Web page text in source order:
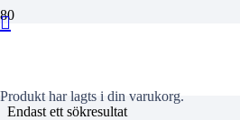
Produkt har lagts i din varukorg.
Endast ett sökresultat